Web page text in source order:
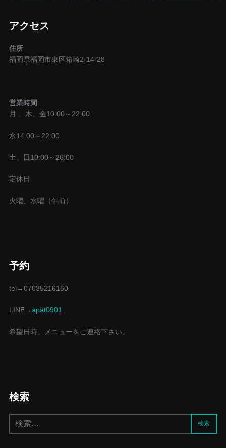
シ
ョ
アクセス
住所
福岡県福岡市東区箱崎2-14-28
営業時間
月 、木、金10:00～22:00
水14:00～22:00
土、日10:00～26:00
定休日
火曜、水曜（午前）
予約
tel→07035216160
LINE→apat0901
希望日時、メニューをご連絡下さい。
検索
索:
検索